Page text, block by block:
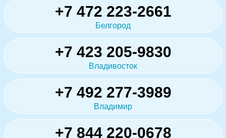
+7 472 223-2661
Белгород
+7 423 205-9830
Владивосток
+7 492 277-3989
Владимир
+7 844 220-0678